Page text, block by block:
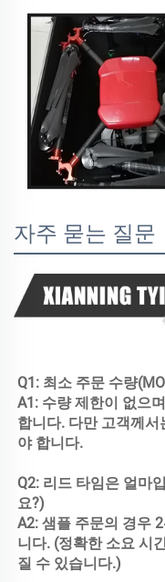
자주 묻는 질문
Q1: 최소 주문 수량
A1: 수량 제한이 없으
합니다. 다만 고객께
야 합니다.
Q2: 리드 타임은 얼마
요?)
A2: 샘플 주문의 경우
니다. (정확한 소요 시
질 수 있습니다.)